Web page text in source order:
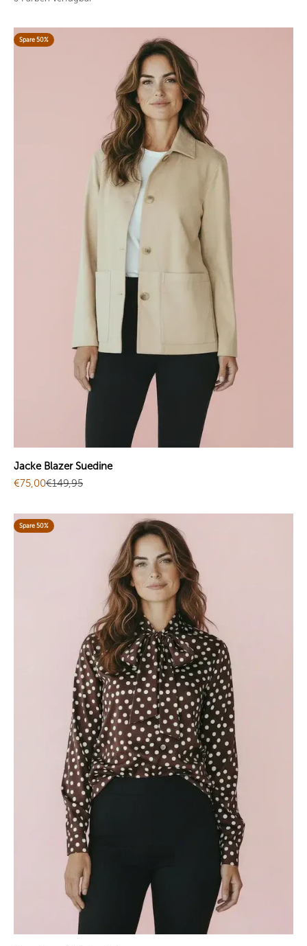
Spare 50%
Jacke Blazer Suedine
Angebot
€75,00Regulärer Preis
€149,95
Spare 50%